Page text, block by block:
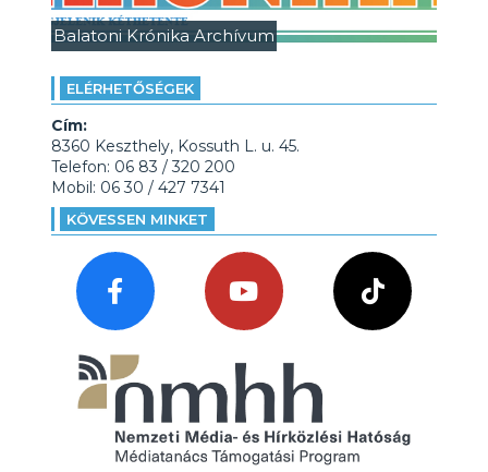
Balatoni Krónika Archívum
ELÉRHETŐSÉGEK
Cím:
8360 Keszthely, Kossuth L. u. 45.
Telefon: 06 83 / 320 200
Mobil: 06 30 / 427 7341
KÖVESSEN MINKET